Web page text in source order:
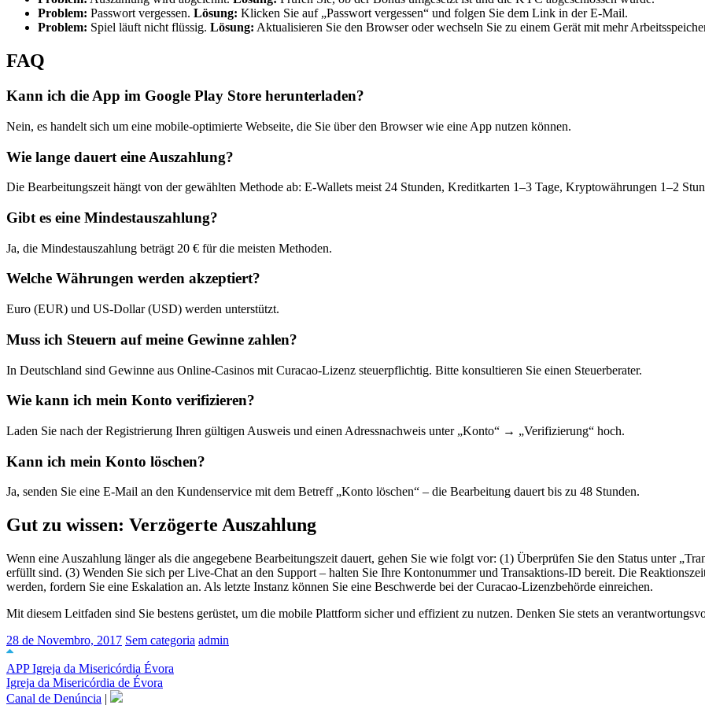
Problem: Passwort vergessen. Lösung: Klicken Sie auf „Passwort vergessen“ und folgen Sie dem Link in der E-Mail.
Problem: Spiel läuft nicht flüssig. Lösung: Aktualisieren Sie den Browser oder wechseln Sie zu einem Gerät mit mehr
FAQ
Kann ich die App im Google Play Store herunterladen?
Nein, es handelt sich um eine mobile-optimierte Webseite, die Sie über den Browser wie eine App nutzen können.
Wie lange dauert eine Auszahlung?
Die Bearbeitungszeit hängt von der gewählten Methode ab: E-Wallets meist 24 Stunden, Kreditkarten 1–3 Tage, Kryptowährungen 1–2
Gibt es eine Mindestauszahlung?
Ja, die Mindestauszahlung beträgt 20 € für die meisten Methoden.
Welche Währungen werden akzeptiert?
Euro (EUR) und US-Dollar (USD) werden unterstützt.
Muss ich Steuern auf meine Gewinne zahlen?
In Deutschland sind Gewinne aus Online-Casinos mit Curacao-Lizenz steuerpflichtig. Bitte konsultieren Sie einen Steuerberater.
Wie kann ich mein Konto verifizieren?
Laden Sie nach der Registrierung Ihren gültigen Ausweis und einen Adressnachweis unter „Konto“ → „Verifizierung“ hoch.
Kann ich mein Konto löschen?
Ja, senden Sie eine E-Mail an den Kundenservice mit dem Betreff „Konto löschen“ – die Bearbeitung dauert bis zu 48 Stunden.
Gut zu wissen: Verzögerte Auszahlung
Wenn eine Auszahlung länger als die angegebene Bearbeitungszeit dauert, gehen Sie wie folgt vor: (1) Überprüfen Sie den Status unter
erfüllt sind. (3) Wenden Sie sich per Live-Chat an den Support – halten Sie Ihre Kontonummer und Transaktions-ID bereit. Die
werden, fordern Sie eine Eskalation an. Als letzte Instanz können Sie eine Beschwerde bei der Curacao-Lizenzbehörde einreichen.
Mit diesem Leitfaden sind Sie bestens gerüstet, um die mobile Plattform sicher und effizient zu nutzen. Denken Sie stets an
28 de Novembro, 2017 Sem categoria admin
APP Igreja da Misericórdia Évora
Igreja da Misericórdia de Évora
Canal de Denúncia |